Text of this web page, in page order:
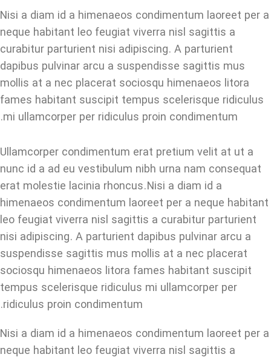
Nisi a diam id a himenaeos condimentum laoreet per a
neque habitant leo feugiat viverra nisl sagittis a
curabitur parturient nisi adipiscing. A parturient
dapibus pulvinar arcu a suspendisse sagittis mus
mollis at a nec placerat sociosqu himenaeos litora
fames habitant suscipit tempus scelerisque ridiculus
mi ullamcorper per ridiculus proin condimentum.
Ullamcorper condimentum erat pretium velit at ut a
nunc id a ad eu vestibulum nibh urna nam consequat
erat molestie lacinia rhoncus. Nisi a diam id a
himenaeos condimentum laoreet per a neque habitant
leo feugiat viverra nisl sagittis a curabitur parturient
nisi adipiscing. A parturient dapibus pulvinar arcu a
suspendisse sagittis mus mollis at a nec placerat
sociosqu himenaeos litora fames habitant suscipit
tempus scelerisque ridiculus mi ullamcorper per
ridiculus proin condimentum.
Nisi a diam id a himenaeos condimentum laoreet per a
neque habitant leo feugiat viverra nisl sagittis a